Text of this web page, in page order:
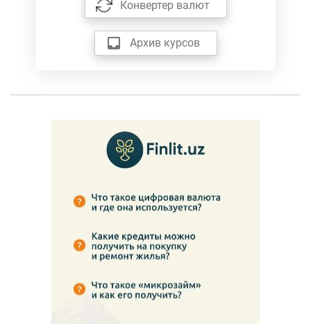
Конвертер валют
Архив курсов